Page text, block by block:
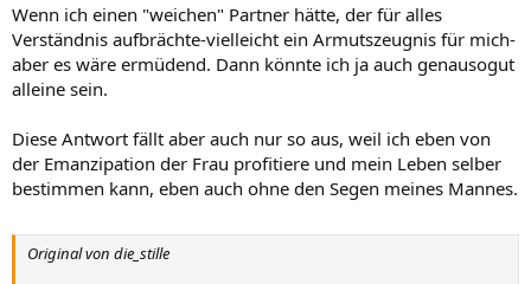
Wenn ich einen "weichen" Partner hätte, der für alles
Verständnis aufbrächte-vielleicht ein Armutszeugnis für mich-
aber es wäre ermüdend. Dann könnte ich ja auch genausogut
alleine sein.
Diese Antwort fällt aber auch nur so aus, weil ich eben von
der Emanzipation der Frau profitiere und mein Leben selber
bestimmen kann, eben auch ohne den Segen meines Mannes.
Original von die_stille